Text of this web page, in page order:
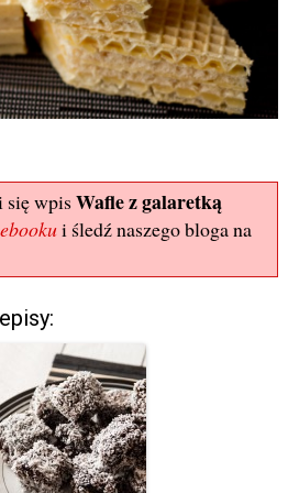
się wpisWafle z galaretką
i śledź naszego bloga na